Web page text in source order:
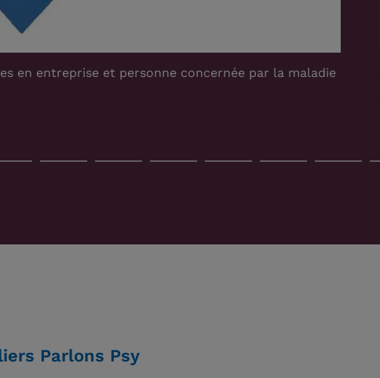
concernée par la maladie psychique, lors de l'atelier
Parlons Psy